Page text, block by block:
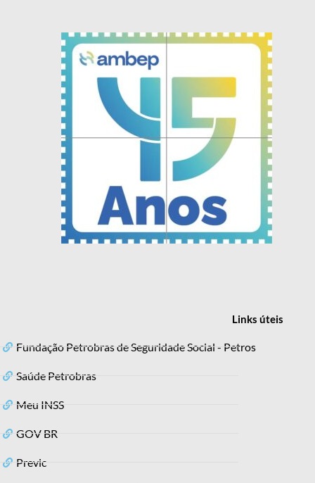
Linksúteis
Fundação Petrobras de Seguridade Social - Petros
Saúde Petrobras
Meu INSS
GOV BR
Previc